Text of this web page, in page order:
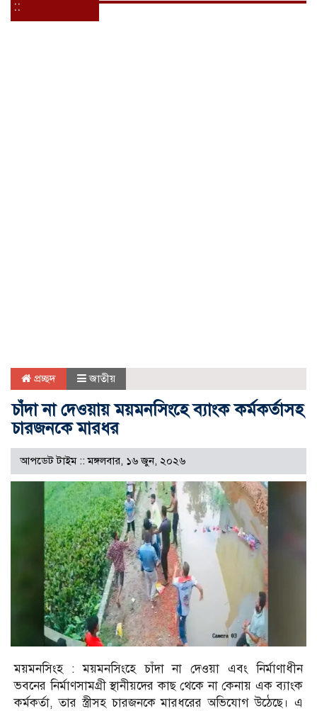
::
প্রচ্ছদ জাতীয়
চাঁদা না দেওয়ায় ময়মনসিংহে ব্যাংক কর্মকর্তাসহ
চারজনকে মারধর
আপডেট টাইম :: মঙ্গলবার, ১৬ জুন, ২০২৬
ময়মনসিংহ : ময়মনসিংহে চাঁদা না দেওয়া এবং নির্মাণাধীন
ভবনের নির্মাণসামগ্রী স্থানীয়দের কাছ থেকে না কেনায় এক ব্যাংক
কর্মকর্তা, তার স্ত্রীসহ চারজনকে মারধরের অভিযোগ উঠেছে। এ